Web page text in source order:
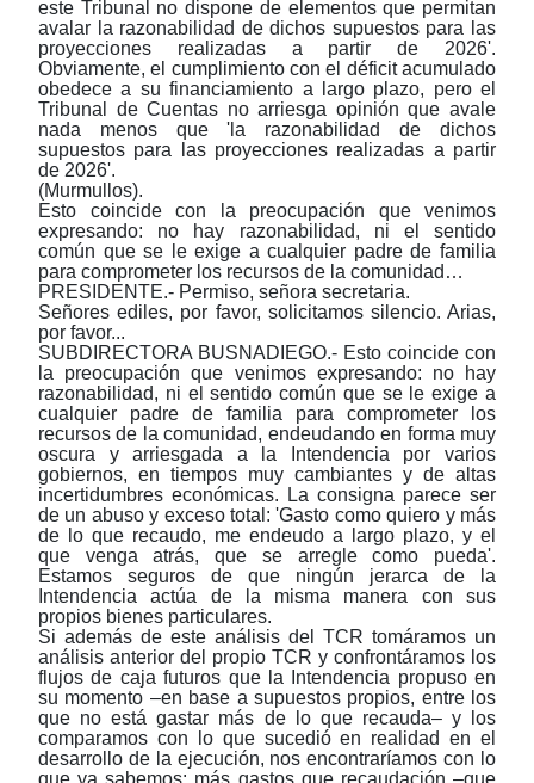
este Tribunal no dispone de elementos que permitan
avalar la razonabilidad de dichos supuestos para las
proyecciones realizadas a partir de 2026'.
Obviamente, el cumplimiento con el déficit acumulado
obedece a su financiamiento a largo plazo, pero el
Tribunal de Cuentas no arriesga opinión que avale
nada menos que 'la razonabilidad de dichos
supuestos para las proyecciones realizadas a partir
de 2026'.
(Murmullos).
Esto coincide con la preocupación que venimos
expresando: no hay razonabilidad, ni el sentido
común que se le exige a cualquier padre de familia
para comprometer los recursos de la comunidad…
PRESIDENTE.- Permiso, señora secretaria.
Señores ediles, por favor, solicitamos silencio. Arias,
por favor...
SUBDIRECTORA BUSNADIEGO.- Esto coincide con
la preocupación que venimos expresando: no hay
razonabilidad, ni el sentido común que se le exige a
cualquier padre de familia para comprometer los
recursos de la comunidad, endeudando en forma muy
oscura y arriesgada a la Intendencia por varios
gobiernos, en tiempos muy cambiantes y de altas
incertidumbres económicas. La consigna parece ser
de un abuso y exceso total: 'Gasto como quiero y más
de lo que recaudo, me endeudo a largo plazo, y el
que venga atrás, que se arregle como pueda'.
Estamos seguros de que ningún jerarca de la
Intendencia actúa de la misma manera con sus
propios bienes particulares.
Si además de este análisis del TCR tomáramos un
análisis anterior del propio TCR y confrontáramos los
flujos de caja futuros que la Intendencia propuso en
su momento ‒en base a supuestos propios, entre los
que no está gastar más de lo que recauda‒y los
comparamos con lo que sucedió en realidad en el
desarrollo de la ejecución, nos encontraríamos con lo
que ya sabemos: más gastos que recaudación ‒que